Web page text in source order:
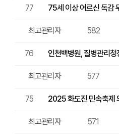
77 75세 이상 어르신 독감
최고관리자 582
76 인천백병원, 질병관리청
최고관리자 577
75 2025 화도진 민속축제
최고관리자 571